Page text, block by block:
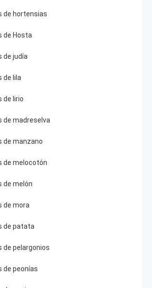
de hortensias
de Hosta
de judía
de lila
de lirio
de madreselva
de manzano
de melocotón
de melón
de mora
de patata
de pelargonios
de peonías